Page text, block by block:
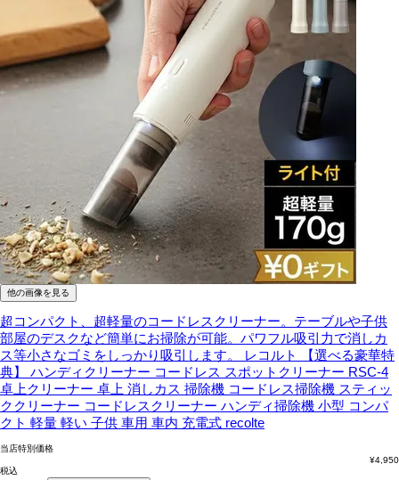
他の画像を見る
超コンパクト、超軽量のコードレスクリーナー。テーブルや子供
部屋のデスクなど簡単にお掃除が可能。パワフル吸引力で消しカ
ス等小さなゴミをしっかり吸引します。
レコルト 【選べる豪華特
典】 ハンディクリーナー コードレス スポットクリーナー RSC-4
卓上クリーナー 卓上 消しカス 掃除機 コードレス掃除機 スティッ
ククリーナー コードレスクリーナー ハンディ掃除機 小型 コンパ
クト 軽量 軽い 子供 車用 車内 充電式 recolte
当店特別価格
¥4,950
税込